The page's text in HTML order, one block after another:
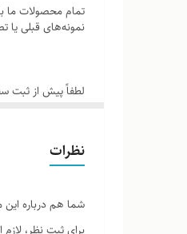
تمام محصولات ما
نمونه‌های قبلی
لطفاً پیش از ثبت
نظرات
شما هم درباره
برای ثبت نظر،